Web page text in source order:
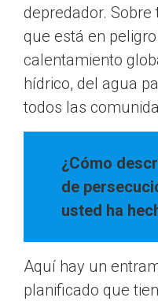
depredador. Sobre
que está en
calentamiento
hídrico, del agua
todos las
¿Cómo
de
usted ha
Aquí hay un
planificado que